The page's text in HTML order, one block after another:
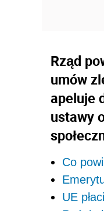
Rząd
umów
apeluje
ustawy
Co
UE